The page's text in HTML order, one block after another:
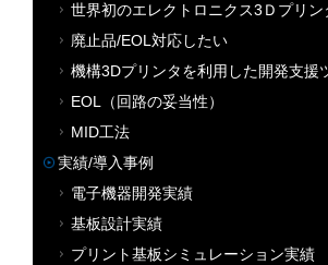
世界初のエレクトロニクス3Ｄプリン
廃止品/EOL対応したい
機構3Dプリンタを利用した開発支援
EOL（回路の妥当性）
MID工法
実績/導入事例
電子機器開発実績
基板設計実績
プリント基板シミュレーション実績